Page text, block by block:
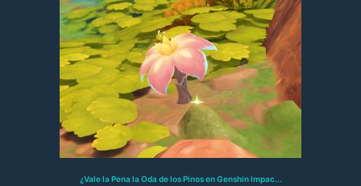
¿Vale la Pena la Oda de los Pinos en Genshin Impac...